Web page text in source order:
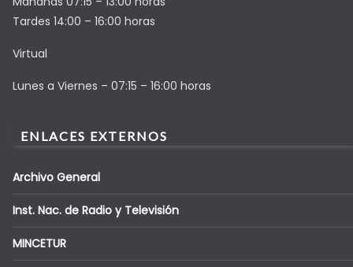
Tardes 14:00 – 16:00 horas
Virtual
Lunes a Viernes – 07:15 – 16:00 horas
ENLACES EXTERNOS
Archivo General
Inst. Nac. de Radio y Televisión
MINCETUR